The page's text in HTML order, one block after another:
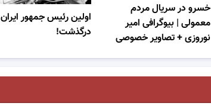
اولین رئیس جمهور ایران
درگذشت!
خسرو در سریال مردم
معمولی | بیوگرافی امیر
نوروزی + تصاویر خصوصی